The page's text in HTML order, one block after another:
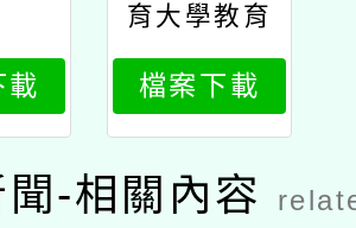
載
育大學教育
學系「教育
創新與評鑑
碩士班」、
「生命教育
碩士班」11
檔案下載
-相關內容